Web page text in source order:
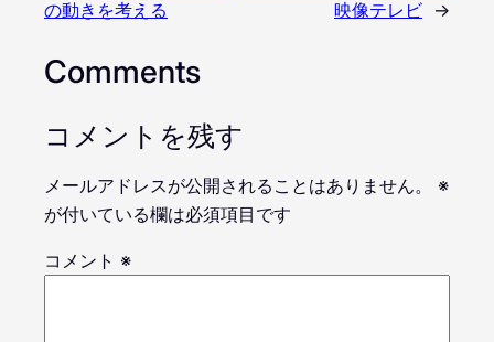
の動きを考える
映像テレビ →
Comments
コメントを残す
メールアドレスが公開されることはありません。
※
が付いている欄は必須項目です
コメント ※